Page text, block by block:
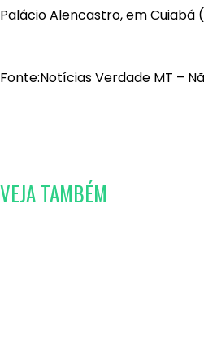
Palácio Alencastro, em Cuiabá
Fonte:Notícias Verdade MT –
VEJA TAMBÉM